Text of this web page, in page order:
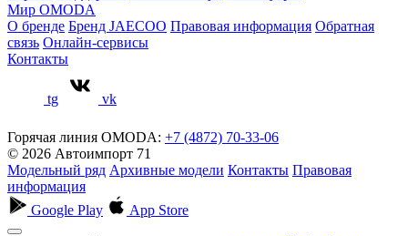
Мир OMODA
О бренде Бренд JAECOO Правовая информация Обратная
связь Онлайн-сервисы
Контакты
tg vk
Горячая линия OMODA: +7 (4872) 70-33-06
© 2026 Автоимпорт 71
Модельный ряд Архивные модели Контакты Правовая
информация
Google Play
App Store